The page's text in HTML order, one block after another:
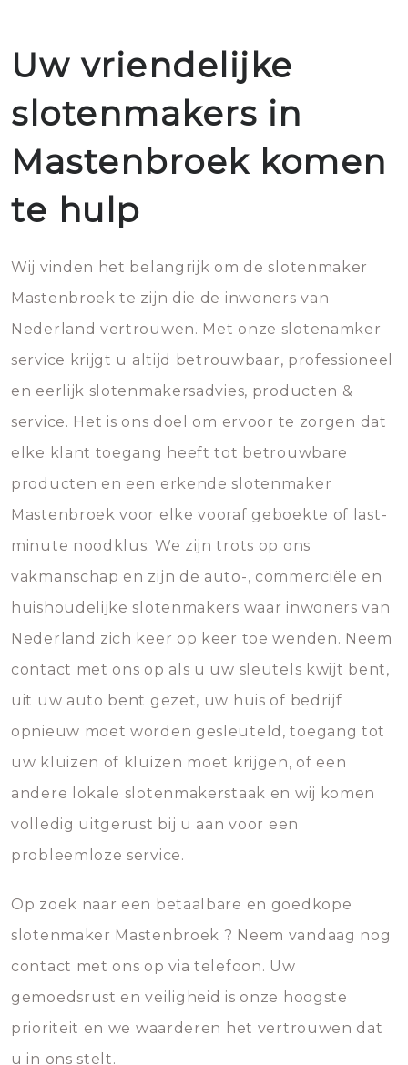
Uw vriendelijke
slotenmakers in
Mastenbroek komen
te hulp
Wij vinden het belangrijk om de slotenmaker
Mastenbroek te zijn die de inwoners van
Nederland vertrouwen. Met onze slotenamker
service krijgt u altijd betrouwbaar, professioneel
en eerlijk slotenmakersadvies, producten &
service. Het is ons doel om ervoor te zorgen dat
elke klant toegang heeft tot betrouwbare
producten en een erkende slotenmaker
Mastenbroek voor elke vooraf geboekte of last-
minute noodklus. We zijn trots op ons
vakmanschap en zijn de auto-, commerciële en
huishoudelijke slotenmakers waar inwoners van
Nederland zich keer op keer toe wenden. Neem
contact met ons op als u uw sleutels kwijt bent,
uit uw auto bent gezet, uw huis of bedrijf
opnieuw moet worden gesleuteld, toegang tot
uw kluizen of kluizen moet krijgen, of een
andere lokale slotenmakerstaak en wij komen
volledig uitgerust bij u aan voor een
probleemloze service.
Op zoek naar een betaalbare en goedkope
slotenmaker Mastenbroek ? Neem vandaag nog
contact met ons op via telefoon. Uw
gemoedsrust en veiligheid is onze hoogste
prioriteit en we waarderen het vertrouwen dat
u in ons stelt.